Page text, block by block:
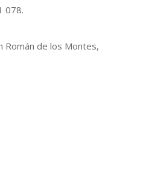
078.
Román de los Montes,